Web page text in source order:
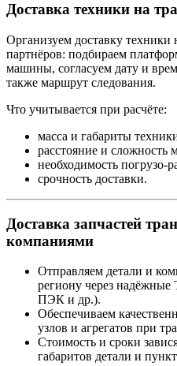
Доставка техники на
Организуем доставку техники
партнёров: подбираем
машины, согласуем дату и
также маршрут следования.
Что учитывается при расчёте:
масса и габариты
расстояние и сложность
необходимость погрузо-
срочность доставки.
Доставка запчастей
компаниями
Отправляем детали и
региону через
ПЭК и др.).
Обеспечиваем
узлов и агрегатов при
Стоимость и сроки
габаритов детали и